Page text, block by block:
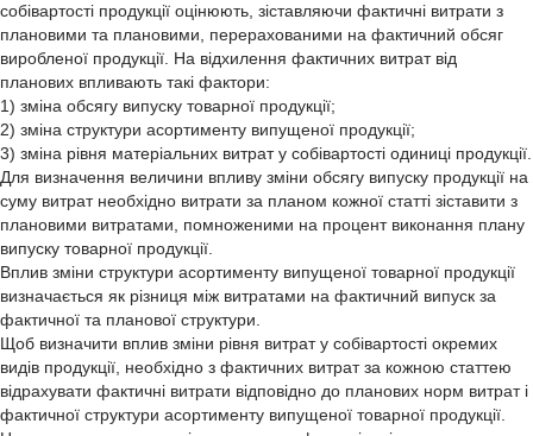
собівартості продукції оцінюють, зіставляючи фактичні витрати з
плановими та плановими, перерахованими на фактичний обсяг
виробленої продукції. На відхилення фактичних витрат від
планових впливають такі фактори:
1) зміна обсягу випуску товарної продукції;
2) зміна структури асортименту випущеної продукції;
3) зміна рівня матеріальних витрат у собівартості одиниці продукції.
Для визначення величини впливу зміни обсягу випуску продукції на
суму витрат необхідно витрати за планом кожної статті зіставити з
плановими витратами, помноженими на процент виконання плану
випуску товарної продукції.
Вплив зміни структури асортименту випущеної товарної продукції
визначається як різниця між витратами на фактичний випуск за
фактичної та планової структури.
Щоб визначити вплив зміни рівня витрат у собівартості окремих
видів продукції, необхідно з фактичних витрат за кожною статтею
відрахувати фактичні витрати відповідно до планових норм витрат і
фактичної структури асортименту випущеної товарної продукції.